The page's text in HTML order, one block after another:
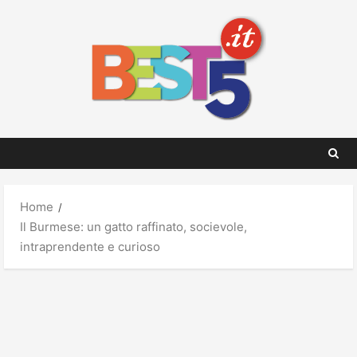
Home
Il Burmese: un gatto raffinato, socievole,
intraprendente e curioso